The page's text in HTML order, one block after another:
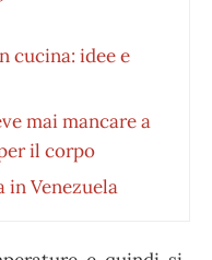
cucina: idee e
mai mancare a
il corpo
Venezuela